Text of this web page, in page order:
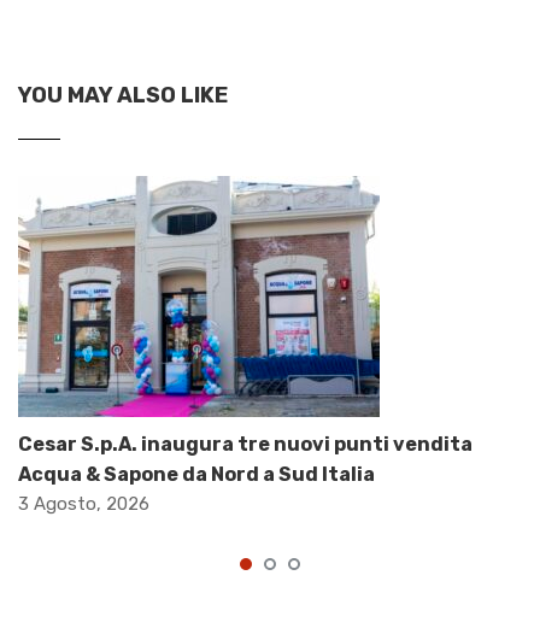
YOU MAY ALSO LIKE
Cesar S.p.A. inaugura tre nuovi punti vendita
Acqua & Sapone da Nord a Sud Italia
3 Agosto, 2026